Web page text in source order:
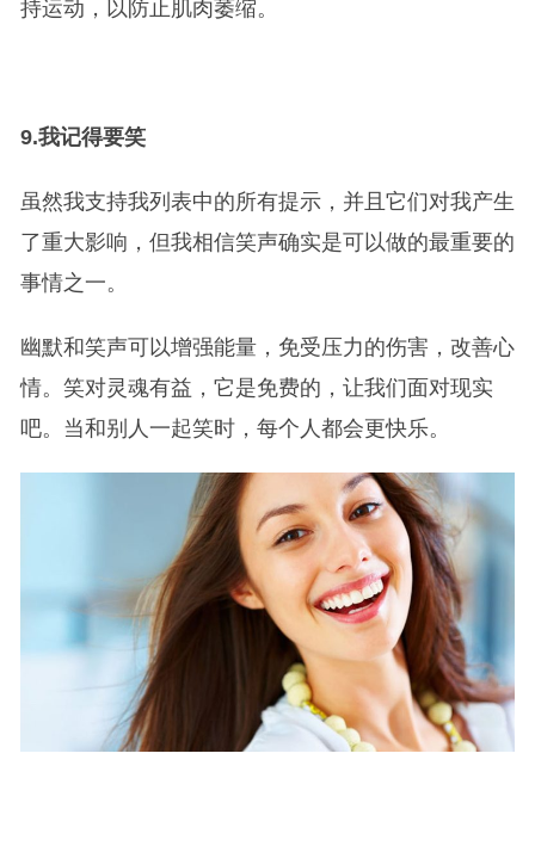
持运动，以防止肌肉萎缩。
9.我记得要笑
虽然我支持我列表中的所有提示，并且它们对我产生
了重大影响，但我相信笑声确实是可以做的最重要的
事情之一。
幽默和笑声可以增强能量，免受压力的伤害，改善心
情。笑对灵魂有益，它是免费的，让我们面对现实
吧。当和别人一起笑时，每个人都会更快乐。